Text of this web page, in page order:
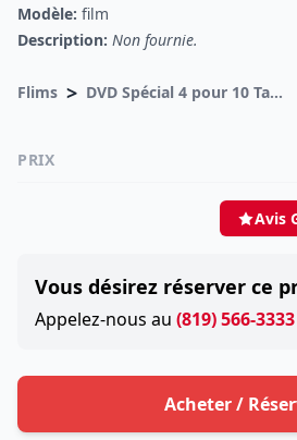
Modèle: film
Description: Non fournie.
Flims > DVD Spécial 4 pour 10 Taxes incluses sur -4.00$
PRIX
Avis
Vous désirez réserver ce
Appelez-nous au (819) 566-3333
Acheter /